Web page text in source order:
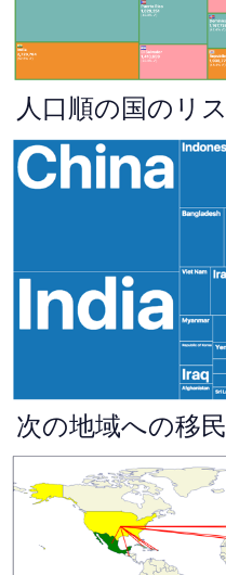
人口順の国のリ
次の地域への移